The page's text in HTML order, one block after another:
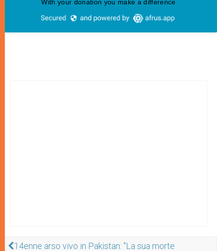
14enne arso vivo in Pakistan: "La sua morte